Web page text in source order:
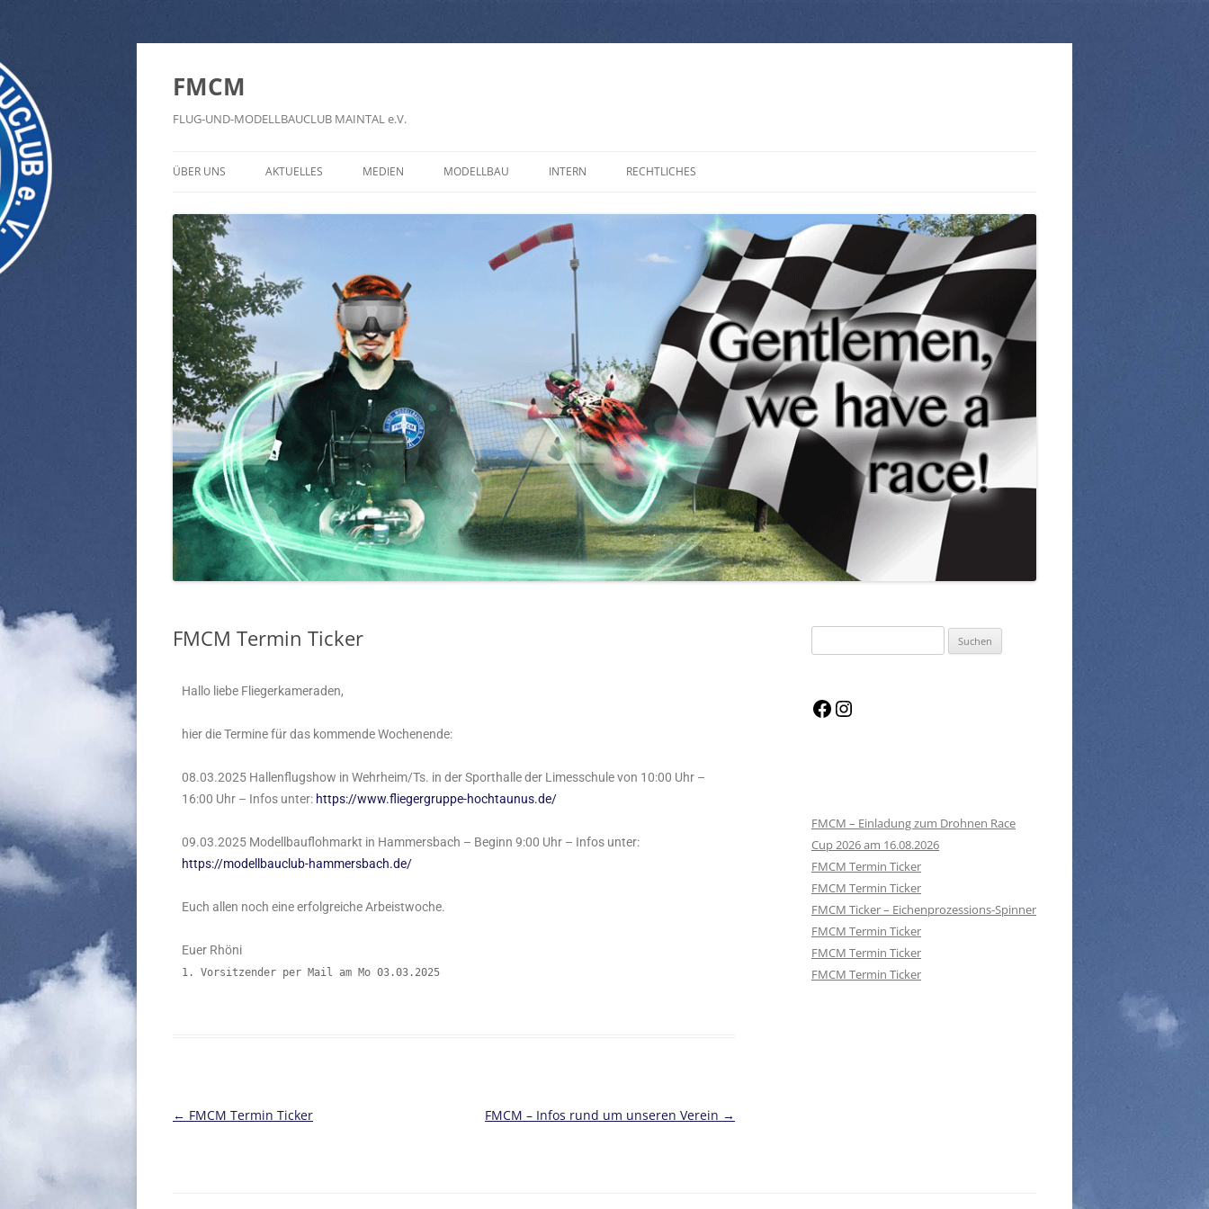
FMCM
FLUG-UND-MODELLBAUCLUB MAINTAL e.V.
ÜBER UNS
FLUGPLATZ
GASTFLIEGEN
HALLENFLIEGEN
LEHRER-SCHÜLER FLIEGEN
AUSHANG
AKTUELLES
ARBEITSEINSÄTZE
MEDIEN
ALLE BEITRÄGE
PAPIERKRAM
MODELLBAU INTERN RECHTLICHES
DATENSCHUTZERKLÄRUNG
FMCM Termin Ticker
Hallo liebe Fliegerkameraden,
hier die Termine für das kommende Wochenende:
08.03.2025 Hallenflugshow in Wehrheim/Ts. in der Sporthalle der Limesschule von 10:00 Uhr –
16:00 Uhr – Infos unter: https://www.fliegergruppe-hochtaunus.de/
09.03.2025 Modellbauflohmarkt in Hammersbach – Beginn 9:00 Uhr – Infos unter:
https://modellbauclub-hammersbach.de/
Euch allen noch eine erfolgreiche Arbeistwoche.
Euer Rhöni
1. Vorsitzender per Mail am Mo 03.03.2025
Beitragsnavigation
← FMCM Termin Ticker FMCM – Infos rund um unseren Verein →
FMCM – Einladung zum Drohnen Race
Cup 2026 am 16.08.2026
FMCM Termin Ticker
FMCM Termin Ticker
FMCM Ticker – Eichenprozessions-Spinner
FMCM Termin Ticker
FMCM Termin Ticker
FMCM Termin Ticker